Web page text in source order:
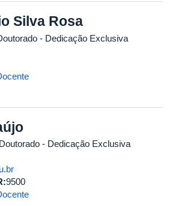
Silva Rosa
- Dedicação Exclusiva
- Dedicação Exclusiva
9500